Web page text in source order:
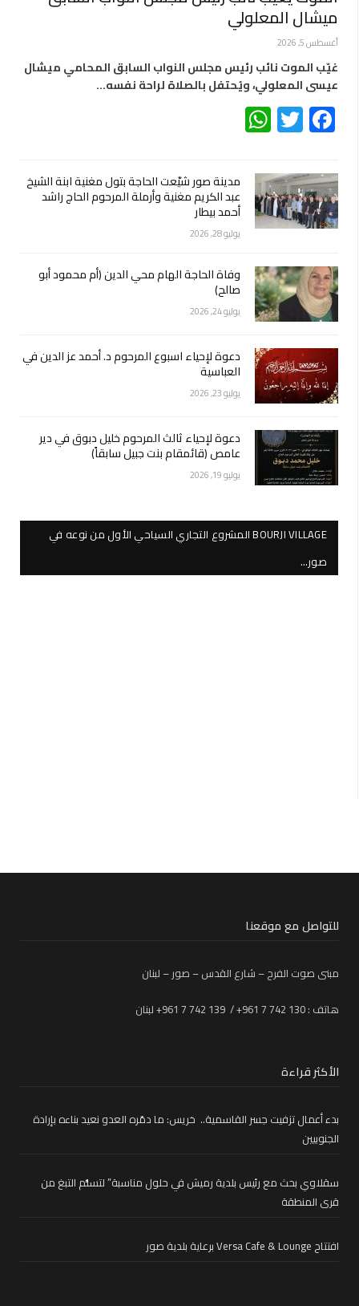
ميشال المعلولي
أغسطس 5, 2026
غيّب الموت نائب رئيس مجلس النواب السابق المحامي ميشال
عيسى المعلولي، ويُحتفل بالصلاة لراحة نفسه…
Facebook
Twitter
مدينة صور شيّعت الحاجة بتول مغنية ابنة الشيخ
عبد الكريم مغنية وأرملة المرحوم الحاج راشد
أحمد بيطار
يوليو 28, 2026
وفاة الحاجة الهام محي الدين (أم محمود أبو
صالح)
يوليو 24, 2026
دعوة لإحياء اسبوع المرحوم د. أحمد عز الدين في
العباسية
يوليو 23, 2026
دعوة لإحياء ثالث المرحوم خليل دبوق في دير
عامص (قائمقام بنت جبيل سابقاً)
يوليو 19, 2026
BOURJI VILLAGE المشروع التجاري السياحي الأول من نوعه في
صور…
للتواصل مع موقعنا
مبنى صوت الفرح – شارع القدس – صور – لبنان
هاتف : 130 742 7 961+ / 139 742 7 961+ لبنان
الأكثر قراءة
بدء أعمال تزفيت جسر القاسمية.. خريس: ما دمّره العدو نعيد بناءه بإرادة
الجنوبيين
سقلاوي بحث مع رئيس بلدية رميش في حلول مناسبة” لتسلُّم التبغ من
قرى المنطقة
افتتاح Versa Cafe & Lounge برعاية بلدية صور